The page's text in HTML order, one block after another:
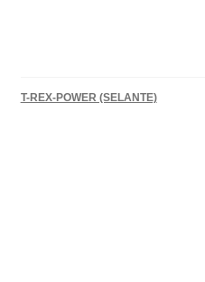
T-REX-POWER (SELANTE)